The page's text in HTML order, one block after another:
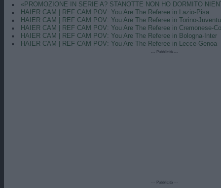
«PROMOZIONE IN SERIE A? STANOTTE NON HO DORMITO
HAIER CAM | REF CAM POV: You Are The Referee in Lazio-Pisa
HAIER CAM | REF CAM POV: You Are The Referee in Torino-
HAIER CAM | REF CAM POV: You Are The Referee in Cremonese-
HAIER CAM | REF CAM POV: You Are The Referee in Bologna-Inter
HAIER CAM | REF CAM POV: You Are The Referee in Lecce-Genoa
--- Pubblicità ---
--- Pubblicità ---